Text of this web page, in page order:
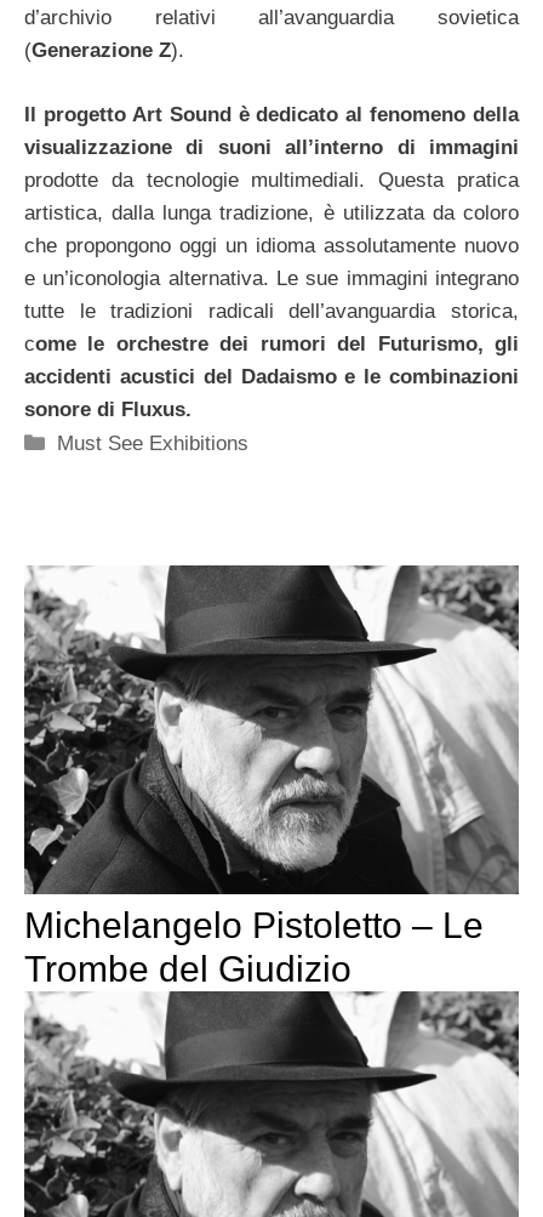
d’archivio relativi all’avanguardia sovietica
(Generazione Z).
Il progetto Art Sound è dedicato al fenomeno della
visualizzazione di suoni all’interno di immagini
prodotte da tecnologie multimediali. Questa pratica
artistica, dalla lunga tradizione, è utilizzata da coloro
che propongono oggi un idioma assolutamente nuovo
e un’iconologia alternativa. Le sue immagini integrano
tutte le tradizioni radicali dell’avanguardia storica,
come le orchestre dei rumori del Futurismo, gli
accidenti acustici del Dadaismo e le combinazioni
sonore di Fluxus.
Categorie
Must See Exhibitions
Michelangelo Pistoletto – Le
Trombe del Giudizio